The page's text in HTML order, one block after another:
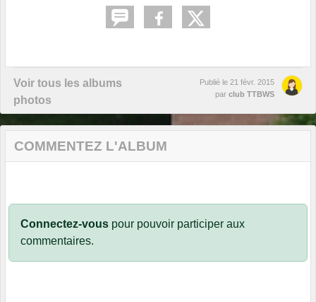
Voir tous les albums
photos
Publié le 21 févr. 2015
par club TTBWS
COMMENTEZ L'ALBUM
Connectez-vous pour pouvoir participer aux
commentaires.